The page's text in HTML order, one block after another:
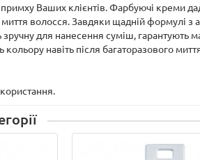
Ваших клієнтів. Фарбуючі креми
миття волосся. Завдяки щадній формулі
для нанесення суміш, гарантують
кольору навіть після багаторазового